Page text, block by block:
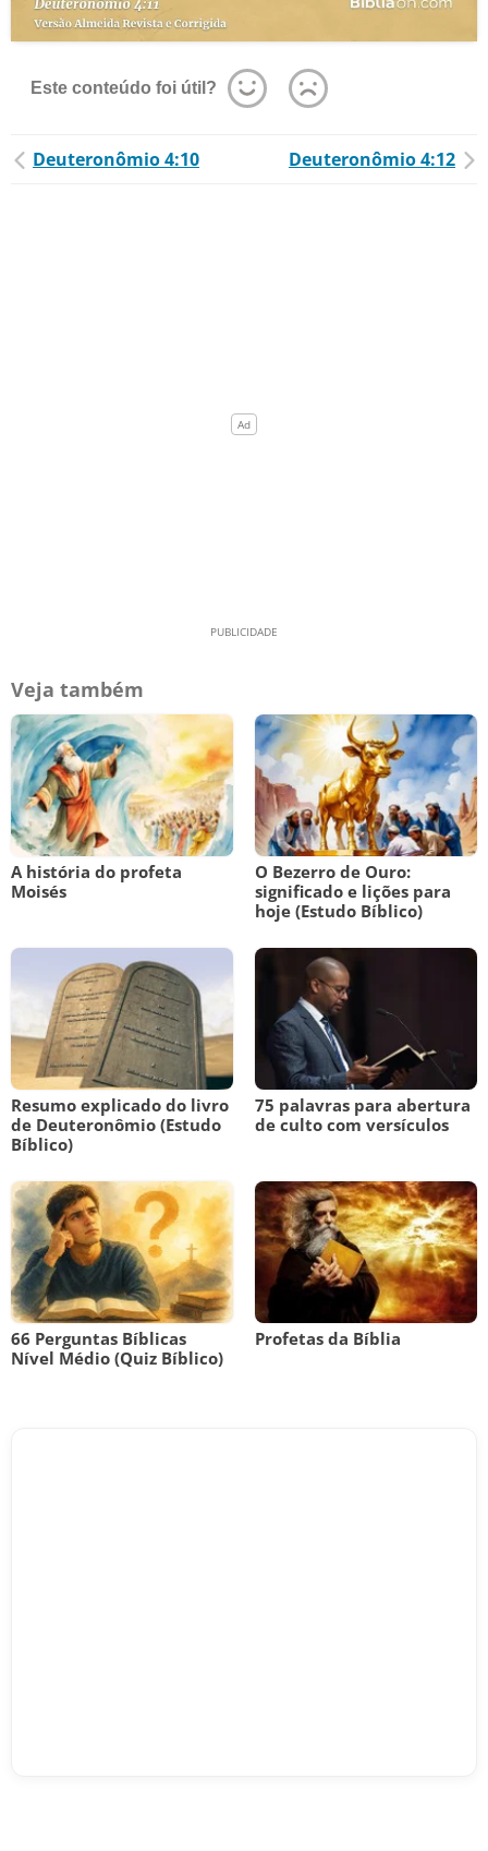
Este conteúdo foi útil?
Deuteronômio 4:10 Deuteronômio 4:12
Veja também
A história do profeta
Moisés
O Bezerro de Ouro:
significado e lições para
hoje (Estudo Bíblico)
Resumo explicado do livro
de Deuteronômio (Estudo
Bíblico)
75 palavras para abertura
de culto com versículos
66 Perguntas Bíblicas
Nível Médio (Quiz Bíblico)
Profetas da Bíblia